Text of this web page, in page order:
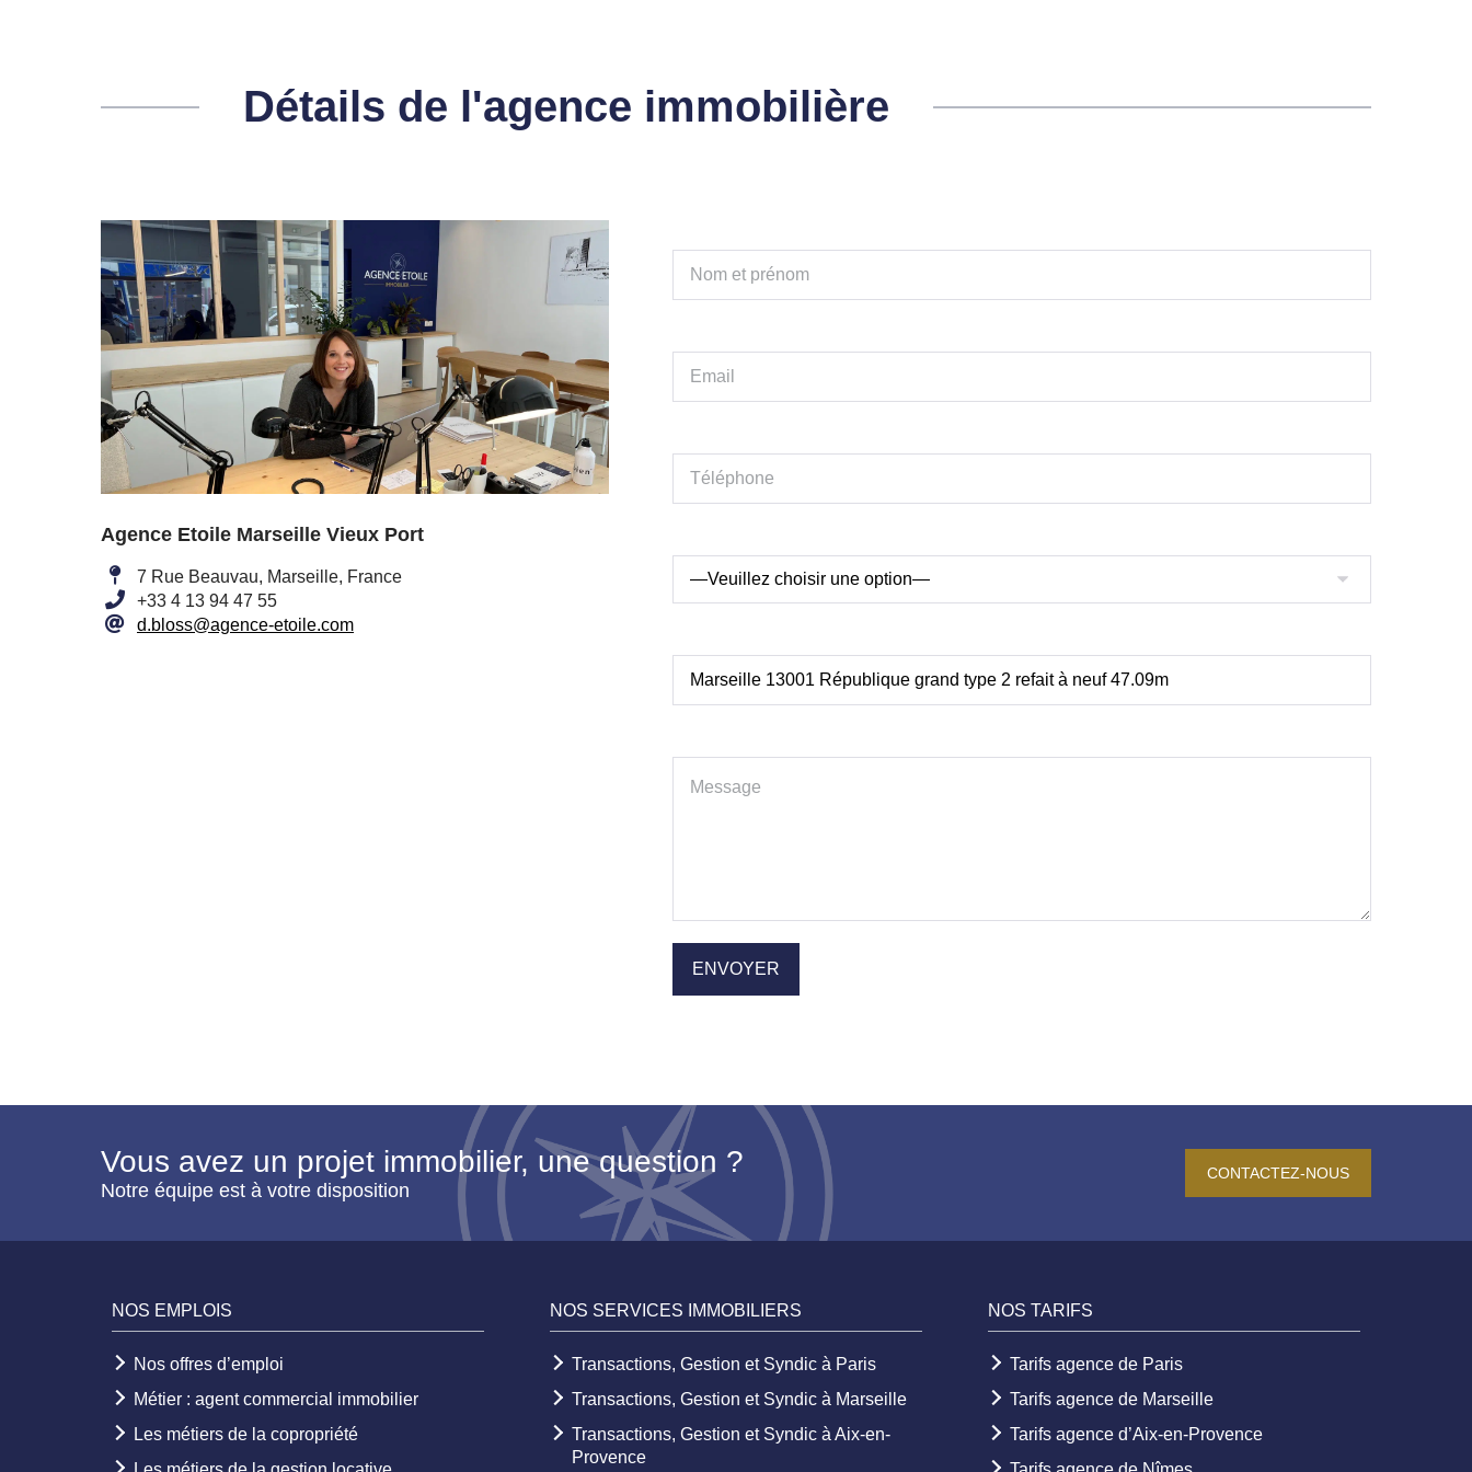
Détails de l'agence immobilière
Agence Etoile Marseille Vieux Port
7 Rue Beauvau, Marseille, France
+33 4 13 94 47 55
d.bloss@agence-etoile.com
Vous avez un projet immobilier, une question ?
Notre équipe est à votre disposition
CONTACTEZ-NOUS
NOS EMPLOIS
Nos offres d’emploi
Métier : agent commercial immobilier
Les métiers de la copropriété
NOS SERVICES IMMOBILIERS
Transactions, Gestion et Syndic à Paris
Transactions, Gestion et Syndic à Marseille
Transactions, Gestion et Syndic à Aix-en-
Provence
NOS TARIFS
Tarifs agence de Paris
Tarifs agence de Marseille
Tarifs agence d’Aix-en-Provence